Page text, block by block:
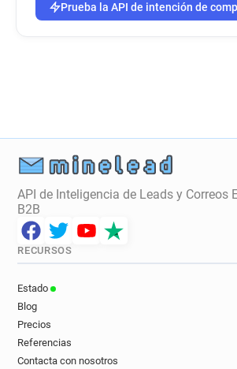
Prueba la API de intención de
API de Inteligencia de Leads y Correos
B2B
RECURSOS
Estado
Blog
Precios
Referencias
Contacta con nosotros